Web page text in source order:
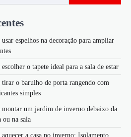
espelhos na decoração para ampliar
o tapete ideal para a sala de estar
tirar o barulho de porta rangendo com
simples
montar um jardim de inverno debaixo da
ou na sala
aquecer a casa no inverno: Isolamento